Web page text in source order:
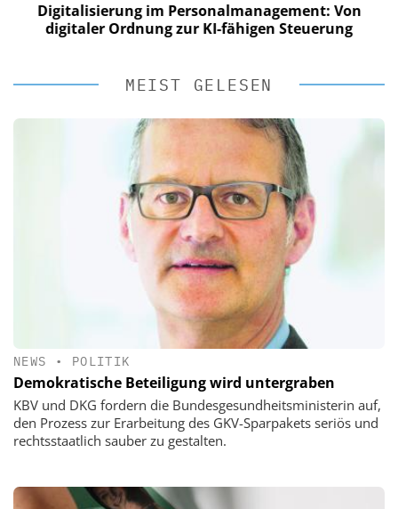
Digitalisierung im Personalmanagement: Von
digitaler Ordnung zur KI-fähigen Steuerung
MEIST GELESEN
NEWS • POLITIK
Demokratische Beteiligung wird untergraben
KBV und DKG fordern die Bundesgesundheitsministerin auf,
den Prozess zur Erarbeitung des GKV-Sparpakets seriös und
rechtsstaatlich sauber zu gestalten.